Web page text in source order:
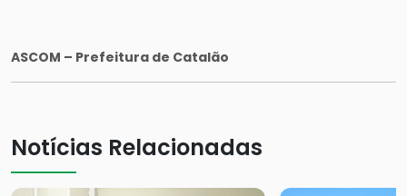
ASCOM – Prefeitura de Catalão
Notícias Relacionadas